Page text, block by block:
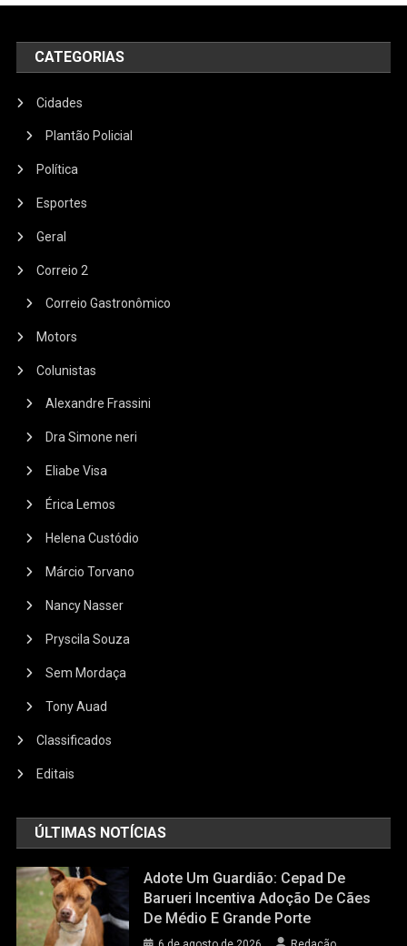
CATEGORIAS
Cidades
Plantão Policial
Política
Esportes
Geral
Correio 2
Correio Gastronômico
Motors
Colunistas
Alexandre Frassini
Dra Simone neri
Eliabe Visa
Érica Lemos
Helena Custódio
Márcio Torvano
Nancy Nasser
Pryscila Souza
Sem Mordaça
Tony Auad
Classificados
Editais
ÚLTIMAS NOTÍCIAS
Adote Um Guardião: Cepad De
Barueri Incentiva Adoção De Cães
De Médio E Grande Porte